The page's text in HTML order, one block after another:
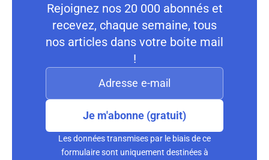
Rejoignez nos 20 000 abonnés et
recevez, chaque semaine, tous
nos articles dans votre boite mail
!
Je m'abonne (gratuit)
Les données transmises par le biais de ce
formulaire sont uniquement destinées à